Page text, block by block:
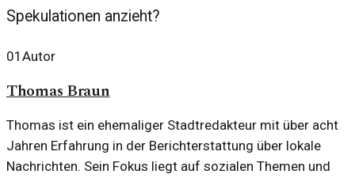
Spekulationen anzieht?
01 Autor
Thomas Braun
Thomas ist ein ehemaliger Stadtredakteur mit über acht
Jahren Erfahrung in der Berichterstattung über lokale
Nachrichten. Sein Fokus liegt auf sozialen Themen und